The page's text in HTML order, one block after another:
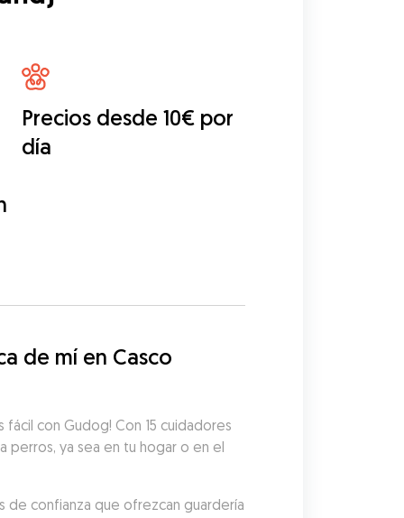
Precios desde 10€ por
día
de mí en Casco
con Gudog! Con 15 cuidadores
perros, ya sea en tu hogar o en el
de confianza que ofrezcan guardería